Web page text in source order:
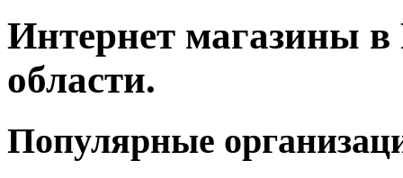
Интернет магазины в
области.
Популярные